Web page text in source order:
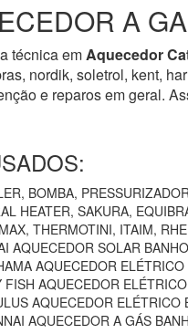
A
técnica emAquecedor
nordik, soletrol, kent,
e reparos em geral.
BOMBA,
HEATER, SAKURA,
THERMOTINI, ITAIM,
AQUECEDOR SOLAR
AQUECEDOR
FISH AQUECEDOR
AQUECEDOR
AQUECEDOR A GÁS